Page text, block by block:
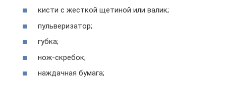
кисти с жесткой щетиной или валик;
пульверизатор;
губка;
нож-скребок;
наждачная бумага;